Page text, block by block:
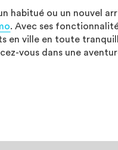
habitué ou un nouvel
. Avec ses
en ville en toute
vous dans une